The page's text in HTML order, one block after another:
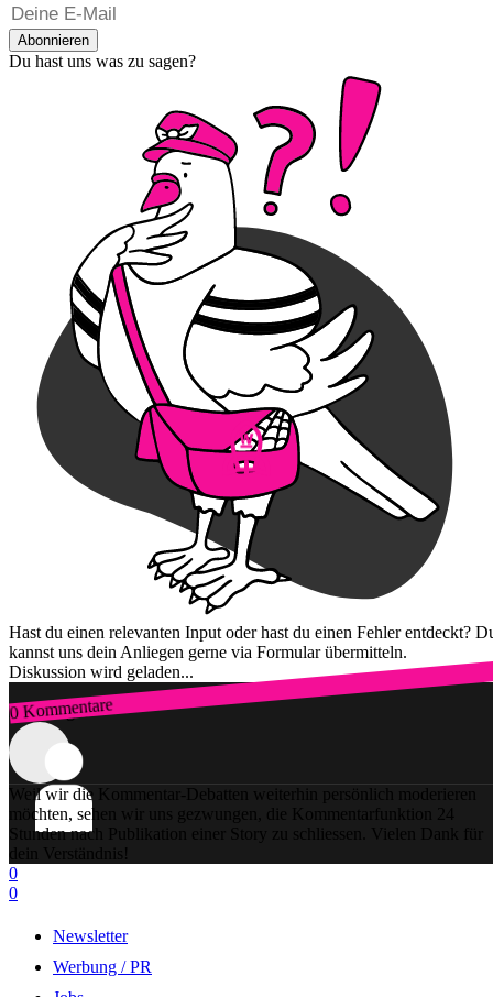
Abonnieren
Du hast uns was zu sagen?
Hast du einen relevanten Input oder hast du einen Fehler entdeckt?
kannst uns dein Anliegen gerne via Formular übermitteln.
Diskussion wird geladen...
0 Kommentare
Zum Login
Weil wir die Kommentar-Debatten weiterhin persönlich moderieren
möchten, sehen wir uns gezwungen, die Kommentarfunktion 24
Stunden nach Publikation einer Story zu schliessen. Vielen Dank für
dein Verständnis!
0
0
Newsletter
Werbung / PR